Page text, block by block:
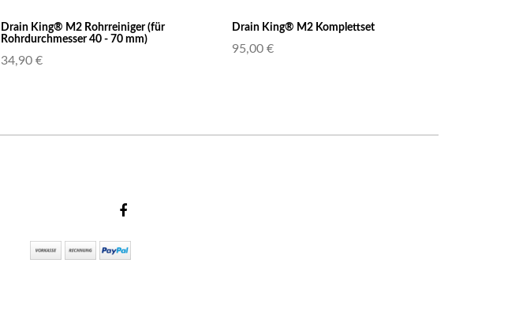
Drain King® M2 Rohrreiniger (für
Rohrdurchmesser 40 - 70 mm)
34,90 €
Drain King® M2 Komplettset
95,00 €